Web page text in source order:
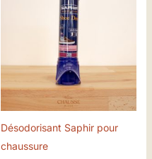
Désodorisant Saphir pour
chaussure